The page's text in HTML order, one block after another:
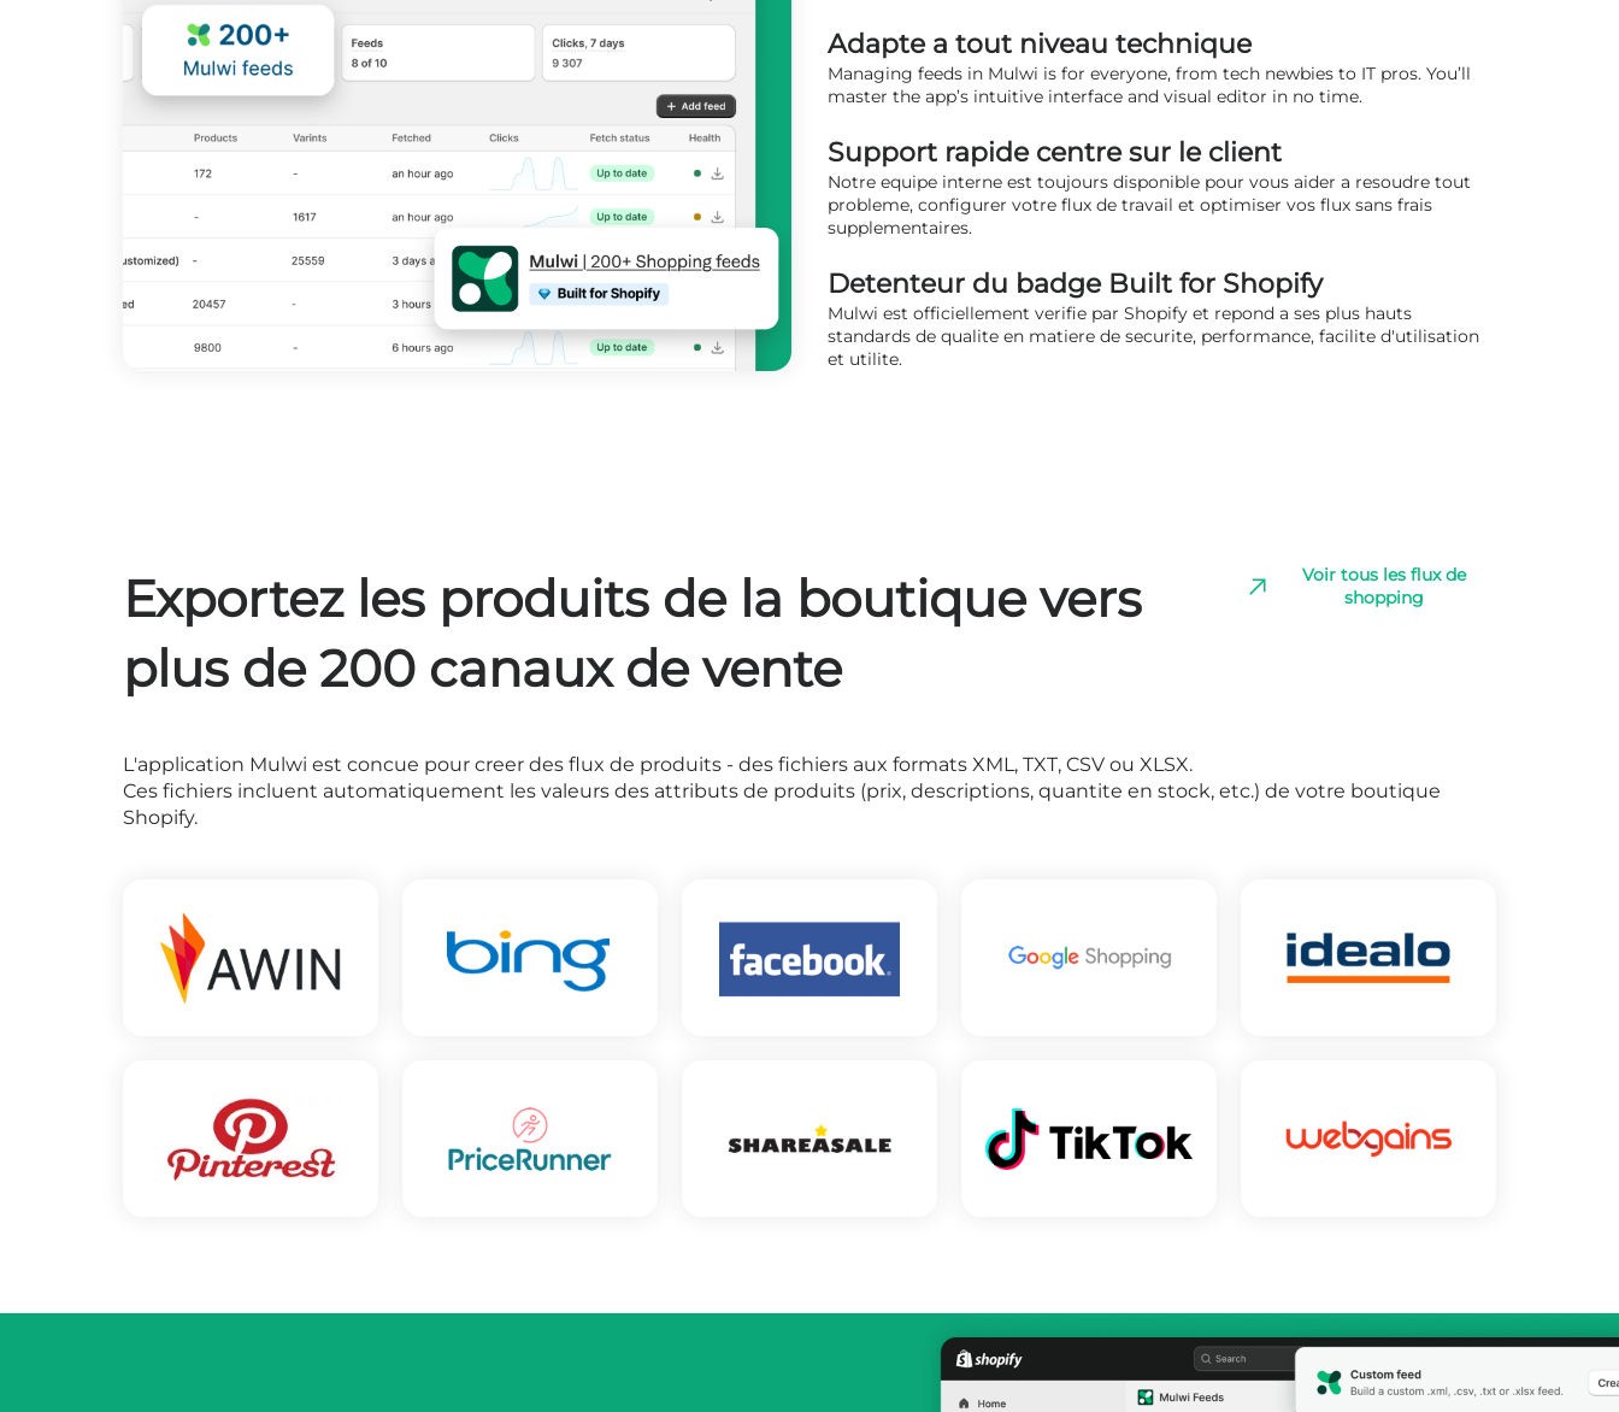
Adapte a tout niveau technique
Managing feeds in Mulwi is for everyone, from tech newbies to IT pros. You’ll
master the app’s intuitive interface and visual editor in no time.
Support rapide centre sur le client
Notre equipe interne est toujours disponible pour vous aider a resoudre tout
probleme, configurer votre flux de travail et optimiser vos flux sans frais
supplementaires.
Detenteur du badge Built for Shopify
Mulwi est officiellement verifie par Shopify et repond a ses plus hauts
standards de qualite en matiere de securite, performance, facilite d'utilisation
et utilite.
Exportez les produits de la boutique vers
plus de 200 canaux de vente
Voir tous les flux de
shopping
L'application Mulwi est concue pour creer des flux de produits - des fichiers aux formats XML, TXT, CSV ou XLSX.
Ces fichiers incluent automatiquement les valeurs des attributs de produits (prix, descriptions, quantite en stock, etc.) de votre boutique
Shopify.